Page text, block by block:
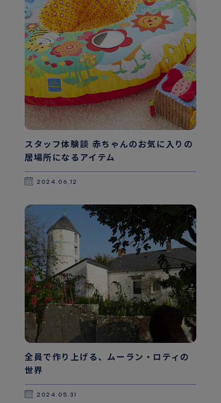
スタッフ体験談 赤ちゃんのお気に入りの
居場所になるアイテム
2024.06.12
全員で作り上げる、ムーラン・ロティの
世界
2024.05.31